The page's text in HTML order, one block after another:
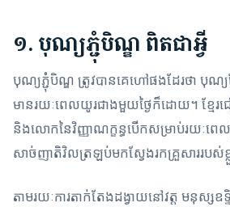
១. បុណ្យភ្ជុំបិណ្ឌ ពិតជាអ្វី
បុណ្យភ្ជុំបិណ្ឌ ត្រូវបានគេហៅផងដែរថា បុណ្
មានរយៈពេលយូរជាងមួយថ្ងៃក៏ដោយ។ ខ្មែរជ
និងលោកនៃវិញ្ញាណក្ខន្ធបើកសម្រាប់រយៈព
សាច់ញាតិវិលត្រឡប់មកស្វែងរកគ្រួសាររបស់ខ្
តាមរយៈការតាក់តែងដង្វាយនៅវត្ត មនុស្